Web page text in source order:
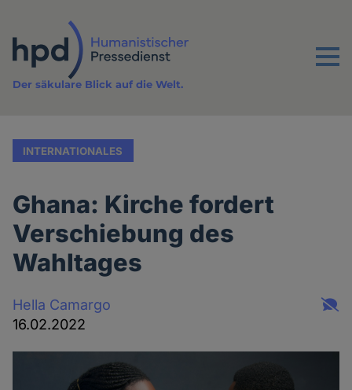
Inhalt
Menu
Der säkulare Blick auf die Welt.
INTERNATIONALES
Ghana: Kirche fordert
Verschiebung des
Wahltages
Hella Camargo
16.02.2022